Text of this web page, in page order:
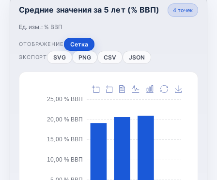
Средние значения за 5 лет (% ВВП)
Ед. изм.: % ВВП
4точек
ОТОБРАЖЕНИЕ Сетка
ЭКСПОРТ SVG PNG CSV JSON
10,00 % ВВП
15,00 % ВВП
20,00 % ВВП
25,00 % ВВП